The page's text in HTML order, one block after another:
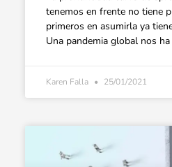
tenemos en frente no tiene
primeros en asumirla ya
Una pandemia global nos
Karen Falla 25/01/2021